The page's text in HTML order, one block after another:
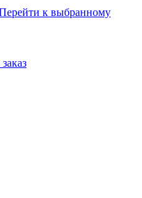
к выбранному